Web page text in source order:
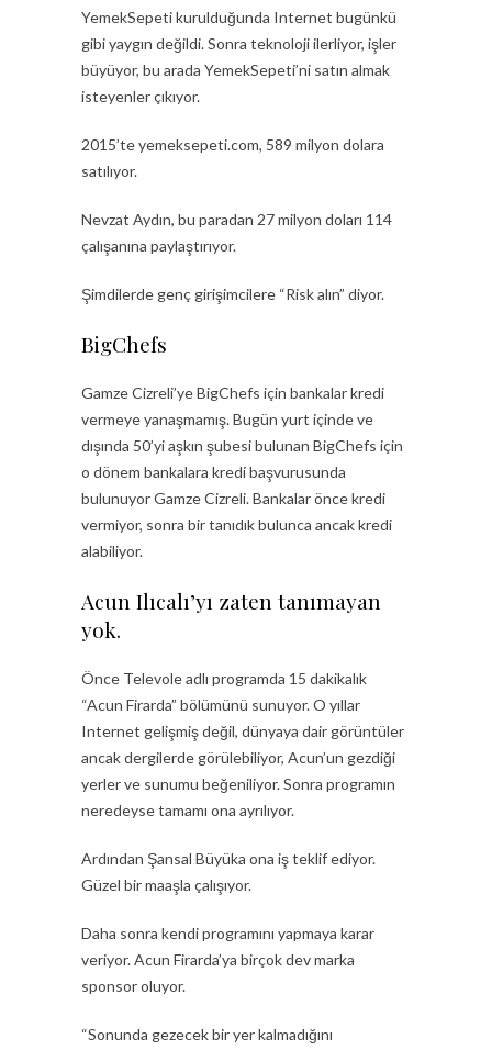
YemekSepeti kurulduğunda Internet bugünkü
gibi yaygın değildi. Sonra teknoloji ilerliyor, işler
büyüyor, bu arada YemekSepeti’ni satın almak
isteyenler çıkıyor.
2015’te yemeksepeti.com, 589 milyon dolara
satılıyor.
Nevzat Aydın, bu paradan 27 milyon doları 114
çalışanına paylaştırıyor.
Şimdilerde genç girişimcilere “Risk alın” diyor.
BigChefs
Gamze Cizreli’ye BigChefs için bankalar kredi
vermeye yanaşmamış. Bugün yurt içinde ve
dışında 50’yi aşkın şubesi bulunan BigChefs için
o dönem bankalara kredi başvurusunda
bulunuyor Gamze Cizreli. Bankalar önce kredi
vermiyor, sonra bir tanıdık bulunca ancak kredi
alabiliyor.
Acun Ilıcalı’yı zaten tanımayan
yok.
Önce Televole adlı programda 15 dakikalık
“Acun Firarda” bölümünü sunuyor. O yıllar
Internet gelişmiş değil, dünyaya dair görüntüler
ancak dergilerde görülebiliyor, Acun’un gezdiği
yerler ve sunumu beğeniliyor. Sonra programın
neredeyse tamamı ona ayrılıyor.
Ardından Şansal Büyüka ona iş teklif ediyor.
Güzel bir maaşla çalışıyor.
Daha sonra kendi programını yapmaya karar
veriyor. Acun Firarda’ya birçok dev marka
sponsor oluyor.
“Sonunda gezecek bir yer kalmadığını